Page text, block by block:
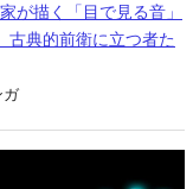
が描く「目で見る音」
典的前衛に立つ者た
ガ